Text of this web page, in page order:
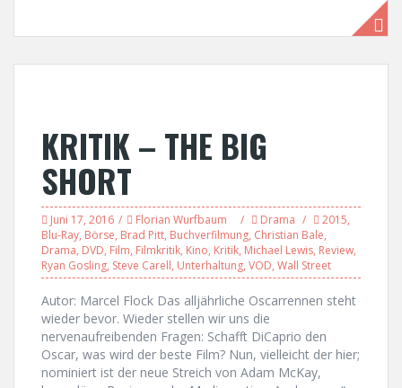
KRITIK – THE BIG
SHORT
Juni 17, 2016 Florian Wurfbaum Drama 2015,
Blu-Ray, Börse, Brad Pitt, Buchverfilmung, Christian Bale,
Drama, DVD, Film, Filmkritik, Kino, Kritik, Michael Lewis, Review,
Ryan Gosling, Steve Carell, Unterhaltung, VOD, Wall Street
Autor: Marcel Flock Das alljährliche Oscarrennen steht
wieder bevor. Wieder stellen wir uns die
nervenaufreibenden Fragen: Schafft DiCaprio den
Oscar, was wird der beste Film? Nun, vielleicht der hier;
nominiert ist der neue Streich von Adam McKay,